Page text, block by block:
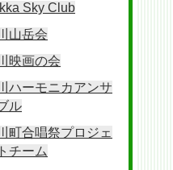
Sky Club
山岳会
映画の会
ハーモニカアンサ
ル
町合唱祭プロジェ
チーム